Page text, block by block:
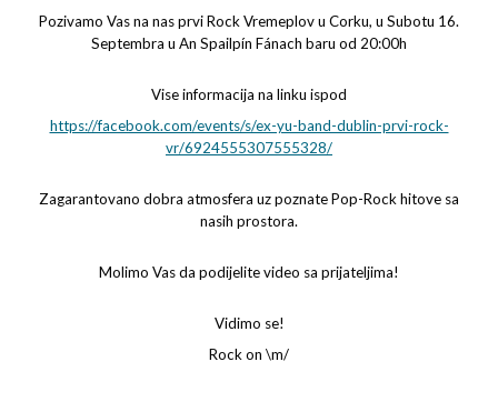
Pozivamo Vas na nas prvi Rock Vremeplov u Corku, u Subotu 16.
Septembra u An Spailpín Fánach baru od 20:00h
Vise informacija na linku ispod
https://facebook.com/events/s/ex-yu-band-dublin-prvi-rock-
vr/6924555307555328/
Zagarantovano dobra atmosfera uz poznate Pop-Rock hitove sa
nasih prostora.
Molimo Vas da podijelite video sa prijateljima!
Vidimo se!
Rock on \m/